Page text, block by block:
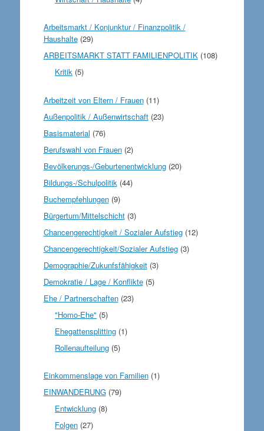
Arbeitsmarkt / Konjunktur / Finanzpolitik /
Haushalte(29)
ARBEITSMARKT STATT FAMILIENPOLITIK(108)
Kritik (5)
Arbeitzeit von Eltern / Frauen(11)
Außenpolitik / Außenwirtschaft(23)
Basismaterial (76)
Berufswahl von Frauen(2)
Bevölkerungs-/Geburtenentwicklung(20)
Bildungs-/Schulpolitik (44)
Buchempfehlungen(9)
Bürgertum/Mittelschicht(3)
Chancengerechtigkeit / Sozialer Aufstieg(12)
Chancengerechtigkeit/Sozialer Aufstieg(3)
Demographie/Zukunfsfähigkeit(3)
Demokratie / Lage / Konflikte(5)
Ehe / Partnerschaften(23)
"Homo-Ehe" (5)
Ehegattensplitting (1)
Rollenaufteilung (5)
Einkommenslage von Familien(1)
EINWANDERUNG(79)
Entwicklung (8)
Folgen (27)